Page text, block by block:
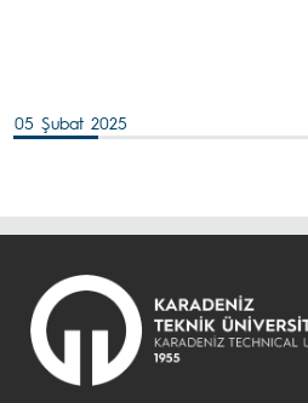
05 Şubat 2025